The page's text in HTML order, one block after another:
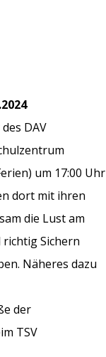
DAV
um 17:00 Uhr
dort mit ihren
die Lust am
Sichern
Näheres dazu
der
TSV